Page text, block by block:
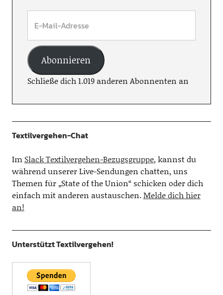
Abonnieren
Schließe dich 1.019 anderen Abonnenten an
Textilvergehen-Chat
Im Slack Textilvergehen-Bezugsgruppe, kannst du
während unserer Live-Sendungen chatten, uns
Themen für „State of the Union“ schicken oder dich
einfach mit anderen austauschen.Melde dich hier
an!
Unterstützt Textilvergehen!